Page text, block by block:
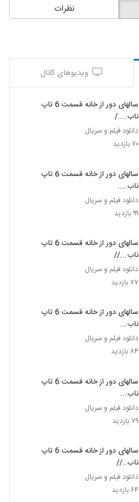
نظرات
ویدیوهای کانال
سالهای دور از خانه قسمت 6 تاپ
ناب..../
دانلود فیلم و سریال
۷۰ بازدید
سالهای دور از خانه قسمت 6 تاپ
ناب....
دانلود فیلم و سریال
۹۹ بازدید
سالهای دور از خانه قسمت 6 تاپ
ناب...//
دانلود فیلم و سریال
۷۷ بازدید
سالهای دور از خانه قسمت 6 تاپ
ناب...
دانلود فیلم و سریال
۸۴ بازدید
سالهای دور از خانه قسمت 6 تاپ
ناب...
دانلود فیلم و سریال
۷۹ بازدید
سالهای دور از خانه قسمت 6 تاپ
ناب..//
دانلود فیلم و سریال
۶۴ بازدید